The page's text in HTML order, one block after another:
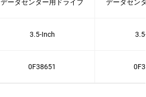
データセンター用ドライブ データセン
3.5-Inch
0F38651